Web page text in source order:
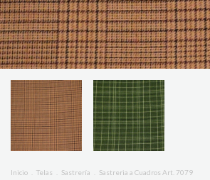
Inicio Telas Sastrería Sastreria a Cuadros Art. 7079